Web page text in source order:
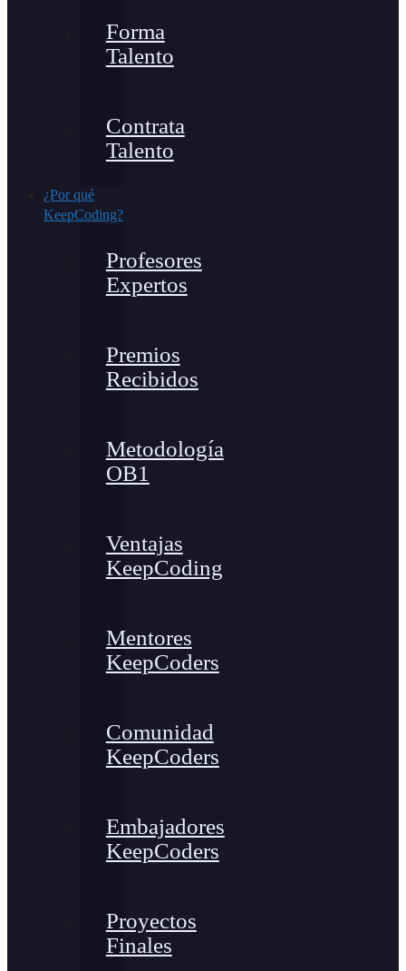
Forma
Talento
Contrata
Talento
¿Por qué
KeepCoding?
Profesores
Expertos
Premios
Recibidos
Metodología
OB1
Ventajas
KeepCoding
Mentores
KeepCoders
Comunidad
KeepCoders
Embajadores
KeepCoders
Proyectos
Finales